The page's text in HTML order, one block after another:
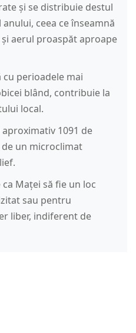
și se distribuie destul
ceea ce înseamnă
aerul proaspăt aproape
perioadele mai
blând, contribuie la
local.
1091 de
un microclimat
Maței să fie un loc
sau pentru
liber, indiferent de